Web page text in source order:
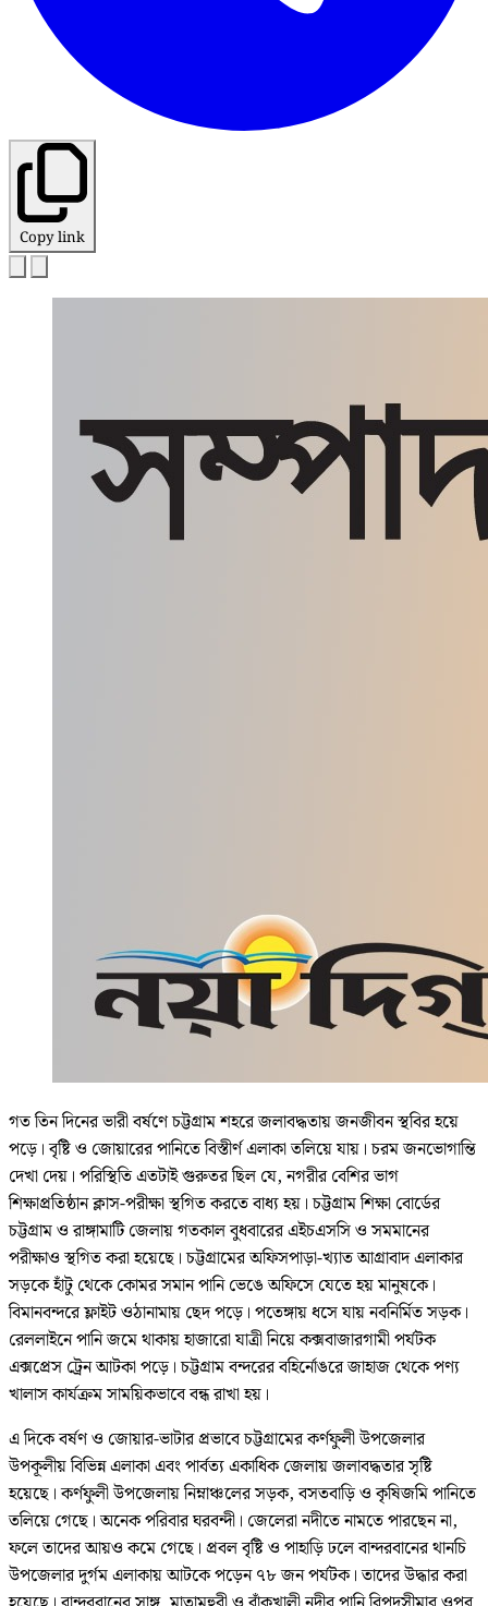
Copy link
গত তিন দিনের ভারী বর্ষণে চট্টগ্রাম শহরে জলাবদ্ধতায় জনজীবন স্থবির হয়ে
পড়ে। বৃষ্টি ও জোয়ারের পানিতে বিস্তীর্ণ এলাকা তলিয়ে যায়। চরম জনভোগান্তি
দেখা দেয়। পরিস্থিতি এতটাই গুরুতর ছিল যে, নগরীর বেশির ভাগ
শিক্ষাপ্রতিষ্ঠান ক্লাস-পরীক্ষা স্থগিত করতে বাধ্য হয়। চট্টগ্রাম শিক্ষা বোর্ডের
চট্টগ্রাম ও রাঙ্গামাটি জেলায় গতকাল বুধবারের এইচএসসি ও সমমানের
পরীক্ষাও স্থগিত করা হয়েছে। চট্টগ্রামের অফিসপাড়া-খ্যাত আগ্রাবাদ এলাকার
সড়কে হাঁটু থেকে কোমর সমান পানি ভেঙে অফিসে যেতে হয় মানুষকে।
বিমানবন্দরে ফ্লাইট ওঠানামায় ছেদ পড়ে। পতেঙ্গায় ধসে যায় নবনির্মিত সড়ক।
রেললাইনে পানি জমে থাকায় হাজারো যাত্রী নিয়ে কক্সবাজারগামী পর্যটক
এক্সপ্রেস ট্রেন আটকা পড়ে। চট্টগ্রাম বন্দরের বহির্নোঙরে জাহাজ থেকে পণ্য
খালাস কার্যক্রম সাময়িকভাবে বন্ধ রাখা হয়।
এ দিকে বর্ষণ ও জোয়ার-ভাটার প্রভাবে চট্টগ্রামের কর্ণফুলী উপজেলার
উপকূলীয় বিভিন্ন এলাকা এবং পার্বত্য একাধিক জেলায় জলাবদ্ধতার সৃষ্টি
হয়েছে। কর্ণফুলী উপজেলায় নিম্নাঞ্চলের সড়ক, বসতবাড়ি ও কৃষিজমি পানিতে
তলিয়ে গেছে। অনেক পরিবার ঘরবন্দী। জেলেরা নদীতে নামতে পারছেন না,
ফলে তাদের আয়ও কমে গেছে। প্রবল বৃষ্টি ও পাহাড়ি ঢলে বান্দরবানের থানচি
উপজেলার দুর্গম এলাকায় আটকে পড়েন ৭৮ জন পর্যটক। তাদের উদ্ধার করা